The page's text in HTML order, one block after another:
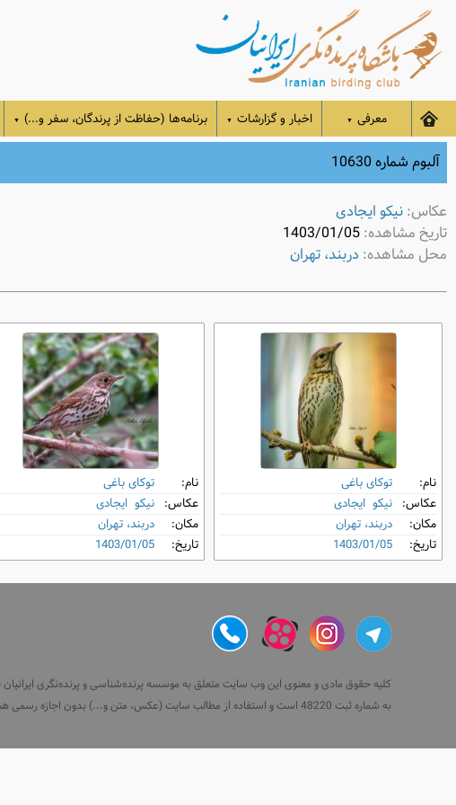
معرفی ▼ اخبار و گزارشات ▼ برنامه‌ها (حفاظت از پرندگان، سفر و...) ▼
آلبوم شماره 10630
عکاس:نیکو ایجادی
تاریخ مشاهده:1403/01/05
محل مشاهده: دربند، تهران
نام:
توکای باغی
عکاس: نیکو ایجادی
مکان:
دربند، تهران
تاریخ:
1403/01/05
نام:
توکای باغی
عکاس: نیکو ایجادی
مکان:
دربند، تهران
تاریخ:
1403/01/05
کلیه حقوق مادی و معنوی این وب سایت متعلق به موسسه پرنده‌شناسی و پرنده‌نگری ایرانیان
به شماره ثبت 48220 است و استفاده از مطالب سایت (عکس، متن و...) بدون اجازه رسمی همراه با ذکر منبع مجاز نیست.